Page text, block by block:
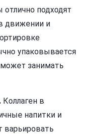
отлично подходят
движении и
упаковывается
занимать
Коллаген в
напитки и
варьировать